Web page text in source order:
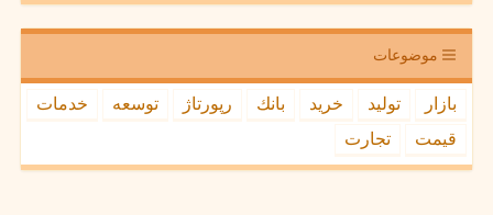
موضوعات
بازار تولید خرید بانك رپورتاژ توسعه
خدمات
قیمت
تجارت